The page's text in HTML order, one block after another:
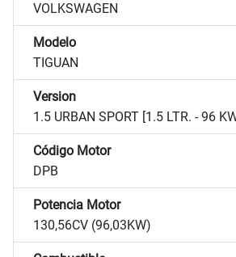
VOLKSWAGEN
Modelo
TIGUAN
Version
1.5 URBAN SPORT [1.5 LTR. - 96
Código Motor
DPB
Potencia Motor
130,56CV (96,03KW)